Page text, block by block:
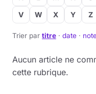
V
W X Y Z
Trier par titre · date ·
Aucun article ne
cette rubrique.